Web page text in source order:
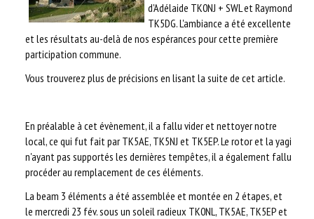
d'Adélaide TK0NJ + SWL et Raymond
TK5DG. L'ambiance a été excellente
et les résultats au-delà de nos espérances pour cette première
participation commune.
Vous trouverez plus de précisions en lisant la suite de cet article.
En préalable à cet évènement, il a fallu vider et nettoyer notre
local, ce qui fut fait par TK5AE, TK5NJ et TK5EP. Le rotor et la yagi
n'ayant pas supportés les dernières tempêtes, il a également fallu
procéder au remplacement de ces éléments.
La beam 3 éléments a été assemblée et montée en 2 étapes, et
le mercredi 23 fév. sous un soleil radieux TK0NL, TK5AE, TK5EP et